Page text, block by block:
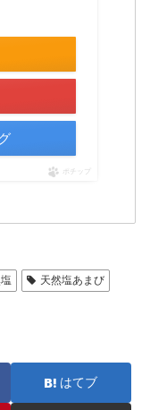
ポチップ
天然塩あまび
はてブ